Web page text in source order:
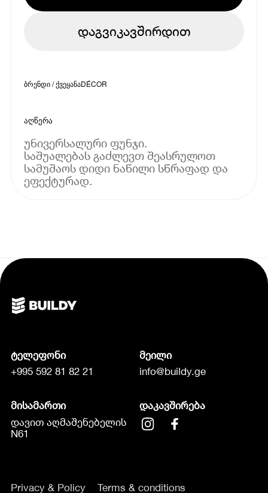
დაგვიკავშირდით
ბრენდი / ქვეყანაDÉCOR
აღწერა
უნივერსალური ფუნჯი.
საშუალებას გაძლევთ შეასრულოთ
სამუშაოს დიდი ნაწილი სწრაფად და
ეფექტურად.
ტელეფონი
+995 592 81 82 21
მეილი
info@buildy.ge
მისამართი
დავით აღმაშენებელის
N61
დაკავშირება
Privacy & Policy Terms & conditions